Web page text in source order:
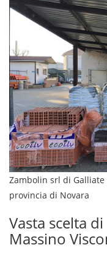
Zambolin srl di
provincia di Novara
Vasta scelta
Massino